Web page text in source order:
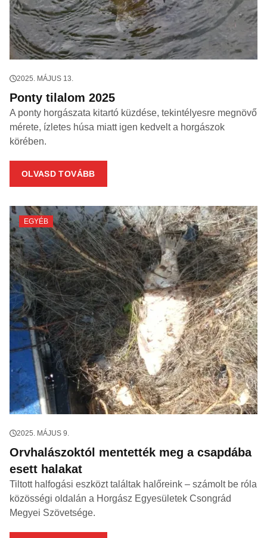
2025. MÁJUS 13.
Ponty tilalom 2025
A ponty horgászata kitartó küzdése, tekintélyesre megnövő
mérete, ízletes húsa miatt igen kedvelt a horgászok
körében.
OLVASD TOVÁBB
EGYÉB
2025. MÁJUS 9.
Orvhalászoktól mentették meg a csapdába
esett halakat
Tiltott halfogási eszközt találtak halőreink – számolt be róla
közösségi oldalán a Horgász Egyesületek Csongrád
Megyei Szövetsége.